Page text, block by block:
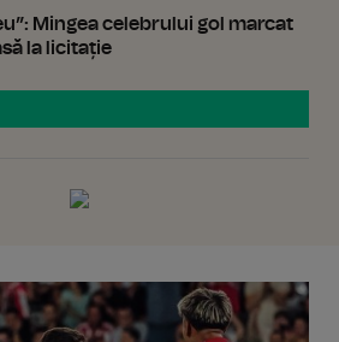
Mingea celebrului gol marcat
la licitație